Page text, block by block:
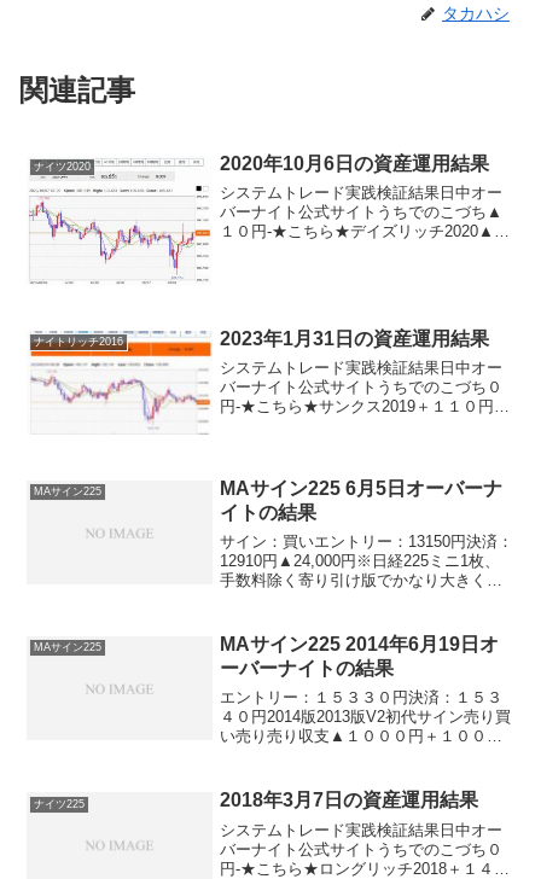
タカハシ
関連記事
ナイツ2020 2020年10月6日の資産運用結果
システムトレード実践検証結果日中オー
バーナイト公式サイトうちでのこづち▲
１０円-★こちら★デイズリッチ2020▲１
ナイトリッチ2016 2023年1月31日の資産運用結果
システムトレード実践検証結果日中オー
バーナイト公式サイトうちでのこづち０
円-★こちら★サンクス2019＋１１０円-
MAサイン225
MAサイン225 6月5日オーバーナ
イトの結果
サイン：買いエントリー：13150円決済：
12910円▲24,000円※日経225ミニ1枚、
手数料除く寄り引け版でかなり大きく取
昨日の寄り引けでの快勝があって良かっ
た。...
MAサイン225
MAサイン225 2014年6月19日オ
ーバーナイトの結果
エントリー：１５３３０円決済：１５３
４０円2014版2013版V2初代サイン売り買
い売り売り収支▲１０００円＋１０００
ぁ、動かなかったのが救いです。そうい
う点では...
ナイツ225 2018年3月7日の資産運用結果
システムトレード実践検証結果日中オー
バーナイト公式サイトうちでのこづち０
円-★こちら★ロングリッチ2018＋１４０